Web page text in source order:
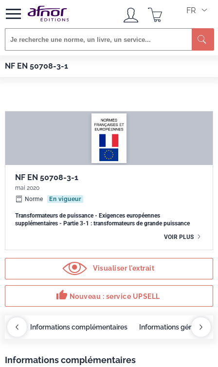
FR
NF EN 50708-3-1
Afnor EDITIONS Normes
NF EN 50708-3-1
mai 2020
Norme
En vigueur
Transformateurs de puissance - Exigences européennes
supplémentaires - Partie 3-1 : transformateurs de grande puissance
VOIR PLUS
Visualiser l'extrait
thumb_up Nouveau : service UPSELL
Informations complémentaires Informations générales
Informations complémentaires